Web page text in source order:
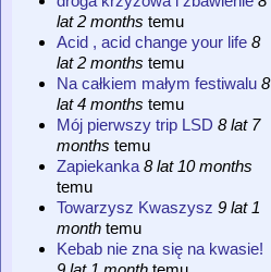
lat 2 months temu
Acid , acid change your life 8
lat 2 months temu
Na całkiem małym festiwalu 8
lat 4 months temu
Mój pierwszy trip LSD 8 lat 7
months temu
Zapiekanka 8 lat 10 months
temu
Towarzysz Kwaszysz 9 lat 1
monthtemu
Kebab nie zna się na kwasie!